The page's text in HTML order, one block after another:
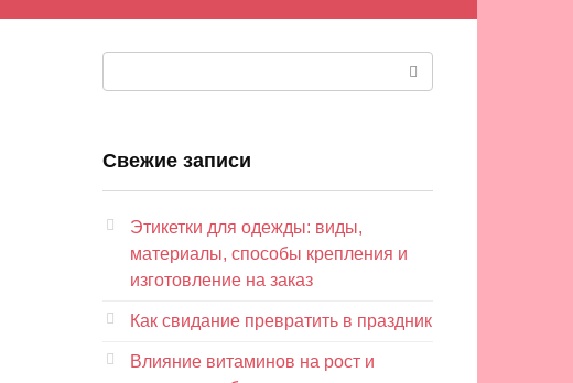
Свежие записи
Этикетки для одежды: виды,
материалы, способы крепления и
изготовление на заказ
Как свидание превратить в праздник
Влияние витаминов на рост и